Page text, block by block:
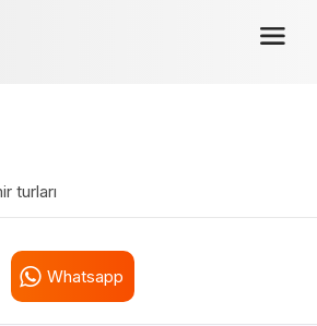
turları
Whatsapp